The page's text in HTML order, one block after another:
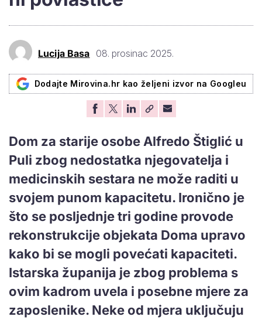
Lucija Basa 08. prosinac 2025.
Dodajte Mirovina.hr kao željeni izvor na Googleu
Dom za starije osobe Alfredo Štiglić u
Puli zbog nedostatka njegovatelja i
medicinskih sestara ne može raditi u
svojem punom kapacitetu. Ironično je
što se posljednje tri godine provode
rekonstrukcije objekata Doma upravo
kako bi se mogli povećati kapaciteti.
Istarska županija je zbog problema s
ovim kadrom uvela i posebne mjere za
zaposlenike. Neke od mjera uključuju